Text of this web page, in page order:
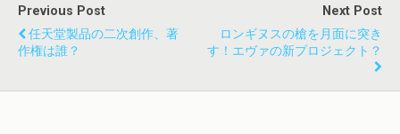
Previous Post
任天堂製品の二次創作、著
作権は誰？
Next Post
ロンギヌスの槍を月面に突き
す！エヴァの新プロジェクト？